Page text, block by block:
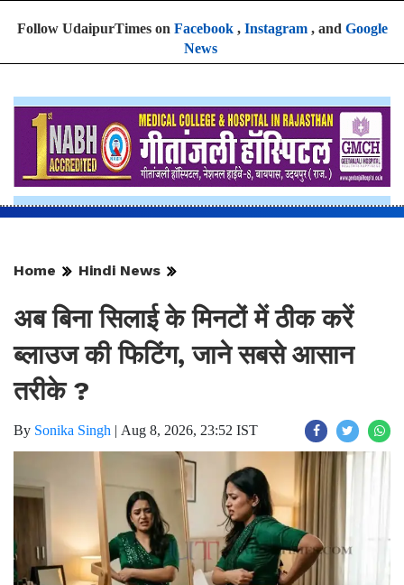
Follow UdaipurTimes on Facebook, Instagram, and Google
News
Home Hindi News
अब बिना सिलाई के मिनटों में ठीक करें
ब्लाउज की फिटिंग, जाने सबसे आसान
तरीके ?
By Sonika Singh | Aug 8, 2026, 23:52 IST